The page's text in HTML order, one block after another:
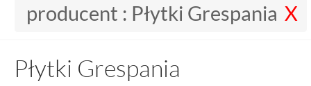
producent : Płytki Grespania
Płytki Grespania